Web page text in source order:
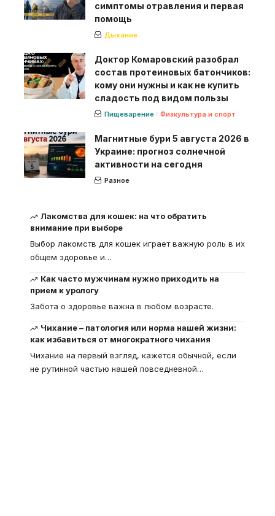
симптомы отравления и первая
помощь
Дыхание
Доктор Комаровский разобрал
состав протеиновых батончиков:
кому они нужны и как не купить
сладость под видом пользы
Пищеварение Физкультура и спорт
Магнитные бури 5 августа 2026 в
Украине: прогноз солнечной
активности на сегодня
Разное
Лакомства для кошек: на что обратить
внимание при выборе
Выбор лакомств для кошек играет важную роль в их
общем здоровье и…
Как часто мужчинам нужно приходить на
прием к урологу
Забота о здоровье важна в любом возрасте.
Чихание – патология или норма нашей жизни:
как избавиться от многократного чихания
Чихание на первый взгляд, кажется обычной, если
не рутинной частью нашей повседневной…